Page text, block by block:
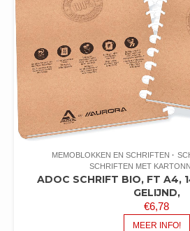
MEMOBLOKKEN EN SCHRIFTEN
SCHRIFTEN MET
ADOC SCHRIFT BIO, FT A4,
GELIJND,
€6,78
MEER INFO!